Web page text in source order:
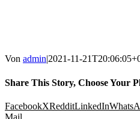
Von admin|2021-11-
Share This Story, Choose Your
FacebookXRedditLinkedIn
Mail